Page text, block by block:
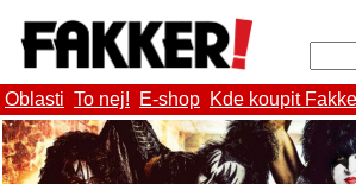
Oblasti To nej! E-shop Kde koupit